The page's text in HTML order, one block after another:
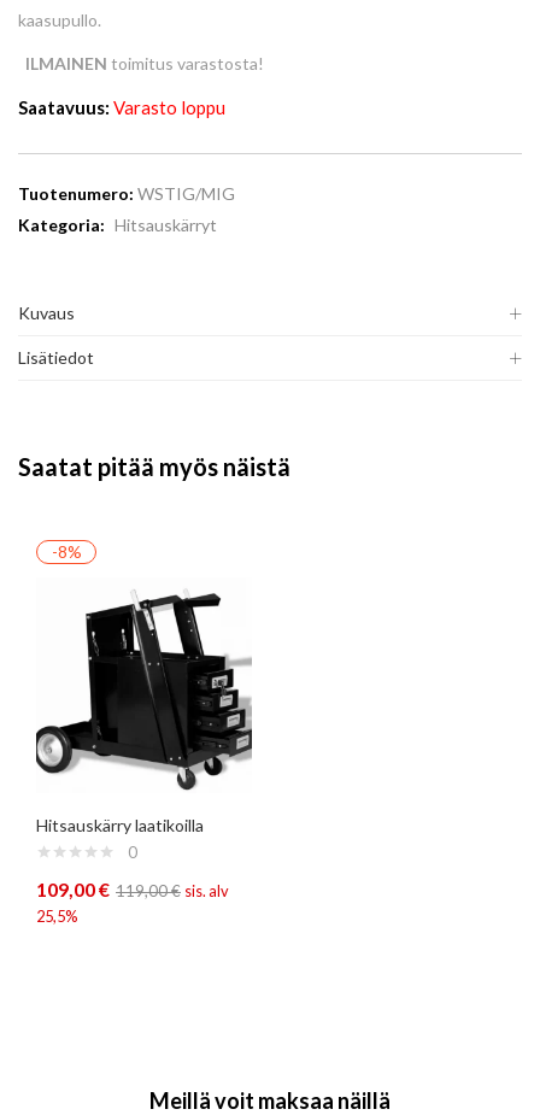
kaasupullo.
ILMAINEN toimitus varastosta!
Saatavuus: Varasto loppu
Tuotenumero: WSTIG/MIG
Kategoria: Hitsauskärryt
Kuvaus
Lisätiedot
Saatat pitää myös näistä
-8%
Hitsauskärry laatikoilla
0
109,00€ 119,00€ sis. alv
25,5%
Meillä voit maksaa näillä